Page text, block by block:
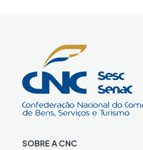
SOBRE A CNC